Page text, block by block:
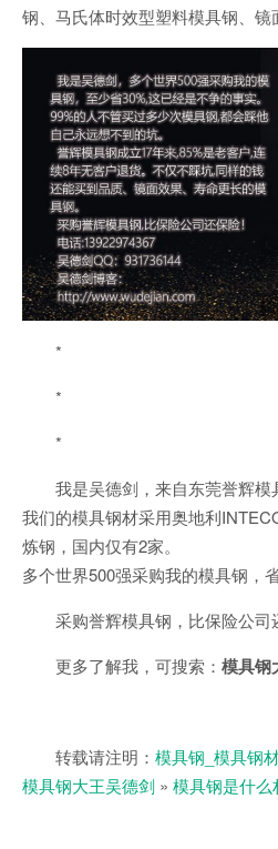
钢、马氏体时效型塑料模具钢、镜
*
*
*
我是吴德剑，来自东莞誉辉模
我们的模具钢材采用奥地利
炼钢，国内仅有2家。
多个世界500强采购我的模具钢，省
采购誉辉模具钢，比保险公司
更多了解我，可搜索： 模具钢
转载请注明： 模具钢_模具钢
模具钢大王吴德剑 » 模具钢是什么